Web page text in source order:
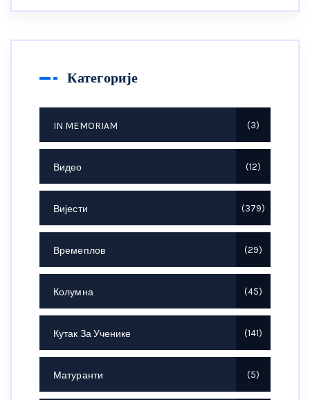
Категорије
IN MEMORIAM 3
Видео 12
Вијести 379
Времеплов 29
Колумна 45
Кутак За Ученике 141
Матуранти 5